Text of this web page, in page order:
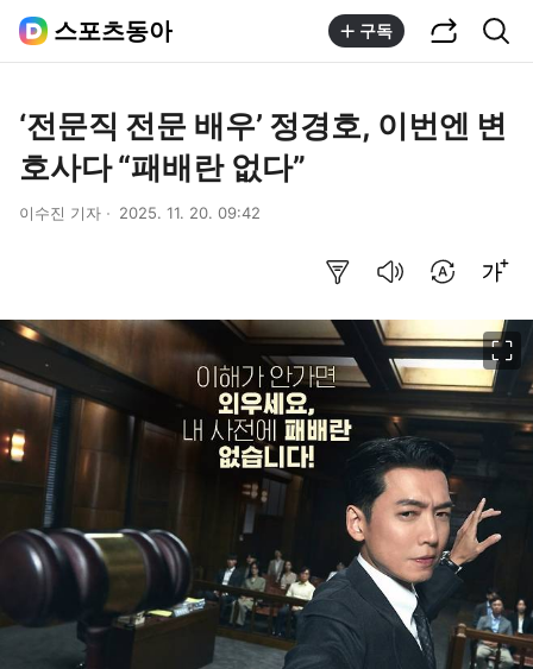
스포츠동아 구독
‘전문직 전문 배우’ 정경호, 이번엔 변
호사다 “패배란 없다”
이수진 기자 2025. 11. 20. 09:42